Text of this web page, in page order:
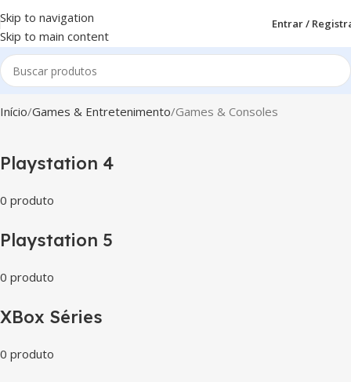
Skip to navigation
Skip to main content
Entrar /
Início Games & Entretenimento Games & Consoles
Playstation 4
0 produto
Playstation 5
0 produto
XBox Séries
0 produto